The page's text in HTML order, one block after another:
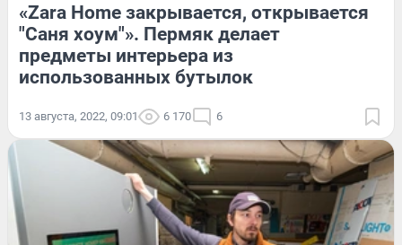
«Zara Home закрывается, открывается
"Саня хоум"». Пермяк делает
предметы интерьера из
использованных бутылок
13 августа, 2022, 09:01 6 170 6